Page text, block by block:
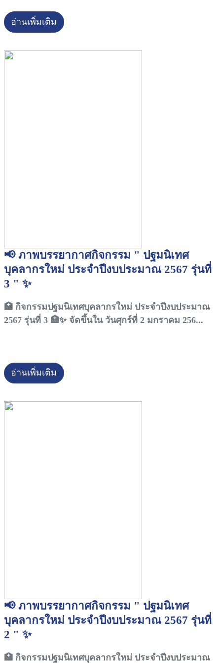
อ่านเพิ่มเติม
📢 ภาพบรรยากาศกิจกรรม " ปฐมนิเทศ
บุคลากรใหม่ ประจำปีงบประมาณ 2567 รุ่นที่
3 " ✨
🏥 กิจกรรมปฐมนิเทศบุคลากรใหม่ ประจำปีงบประมาณ
2567 รุ่นที่ 3 🏥✨ จัดขึ้นใน วันศุกร์ที่ 2 มกราคม 256...
อ่านเพิ่มเติม
📢 ภาพบรรยากาศกิจกรรม " ปฐมนิเทศ
บุคลากรใหม่ ประจำปีงบประมาณ 2567 รุ่นที่
2 " ✨
🏥 กิจกรรมปฐมนิเทศบุคลากรใหม่ ประจำปีงบประมาณ